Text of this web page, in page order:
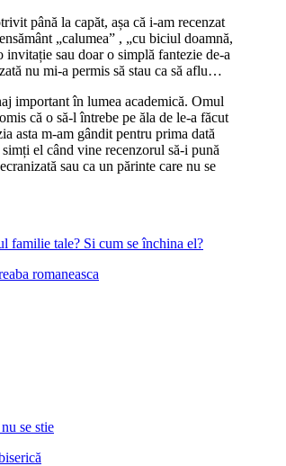
până la capăt, așa că i-am recenzat
„calumea” , „cu biciul doamnă,
sau doar o simplă fantezie de-a
nu mi-a permis să stau ca să aflu…
important în lumea academică. Omul
că o să-l întrebe pe ăla de le-a făcut
asta m-am gândit pentru prima dată
el când vine recenzorul să-i pună
sau ca un părinte care nu se
familie tale? Si cum se închina el?
romaneasca
se stie